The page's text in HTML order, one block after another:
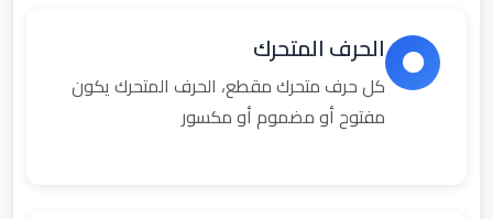
الحرف المتحرك
كل حرف متحرك مقطع، الحرف المتحرك يكون
مفتوح أو مضموم أو مكسور